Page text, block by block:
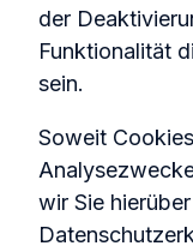
der
Funktionalität
sein.
Soweit
wir Sie